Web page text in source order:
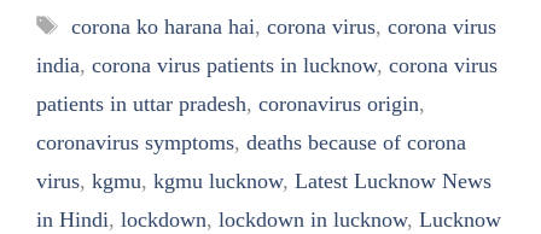
Tags
corona ko harana hai, corona virus, corona virus
india, corona virus patients in lucknow, corona virus
patients in uttar pradesh, coronavirus origin,
coronavirus symptoms, deaths because of corona
virus, kgmu, kgmu lucknow, Latest Lucknow News
in Hindi, lockdown, lockdown in lucknow, Lucknow